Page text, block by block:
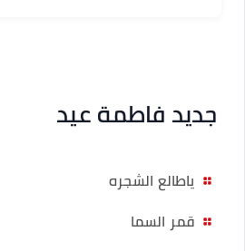
جديد فاطمة عيد
ياطالع الشجره
قمر السما